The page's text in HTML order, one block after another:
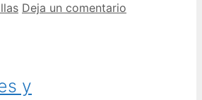
Deja un comentario
y